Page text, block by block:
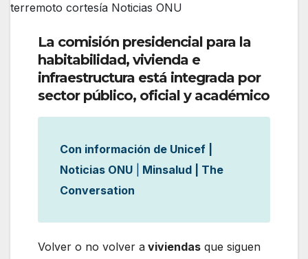
terremoto cortesía Noticias ONU
La comisión presidencial para la
habitabilidad, vivienda e
infraestructura está integrada por
sector público, oficial y académico
Con información de Unicef |
Noticias ONU
Minsalud | The
Conversation
Volver o no volver a viviendas que siguen